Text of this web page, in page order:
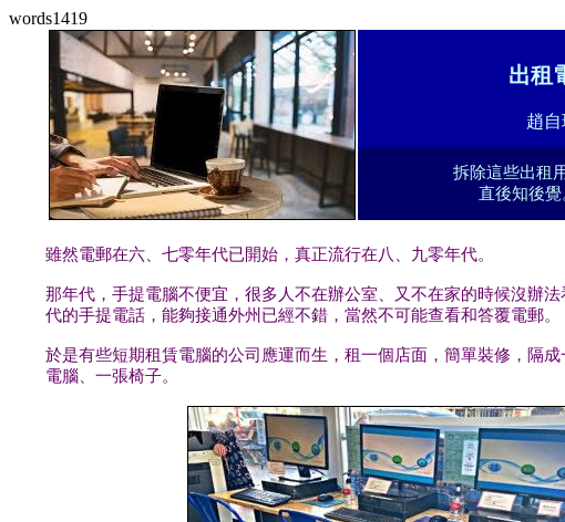
words1419
出租
趙
拆除這些出租
直後知後覺
雖然電郵在六、七零年代已開始，真正流行在八、九零年代。
那年代，手提電腦不便宜，很多人不在辦公室、又不在家的時候沒辦
代的手提電話，能夠接通外州已經不錯，當然不可能查看和答覆電郵。
於是有些短期租賃電腦的公司應運而生，租一個店面，簡單裝修，隔
電腦、一張椅子。